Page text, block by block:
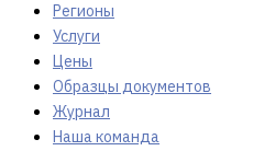
Регионы
Услуги
Цены
Образцы документов
Журнал
Наша команда